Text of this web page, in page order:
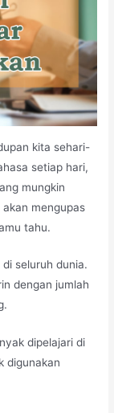
kita sehari-
setiap hari,
mungkin
mengupas
tahu.
seluruh dunia.
dengan jumlah
dipelajari di
digunakan